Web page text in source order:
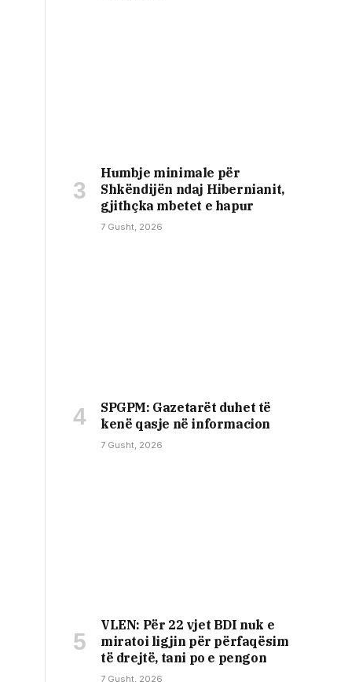
Humbje minimale për
Shkëndijën ndaj Hibernianit,
gjithçka mbetet e hapur
7 Gusht, 2026
SPGPM: Gazetarët duhet të
kenë qasje në informacion
7 Gusht, 2026
VLEN: Për 22 vjet BDI nuk e
miratoi ligjin për përfaqësim
të drejtë, tani po e pengon
7 Gusht, 2026